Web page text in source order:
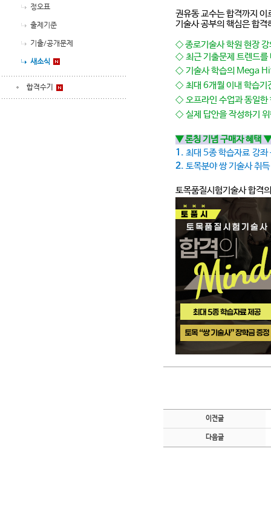
정오표
출제기준
기출/공개문제
새소식
합격수기
권유동 교수는 합격까지
기술사 공부의 핵심은 합
◇ 종로기술사 학원 현장
◇최근 기출문제 트렌드
◇기술사 학습의 Mega
◇최대 6개월 이내 학습기
◇오프라인 수업과 동일한
◇실제 답안을 작성하기
▼ 론칭 기념 구매자 혜택 ▼
1. 최대 5종 학습자료 강좌
2. 토목분야 쌍 기술사 취
토목품질시험기술사 합격
이전글
다음글